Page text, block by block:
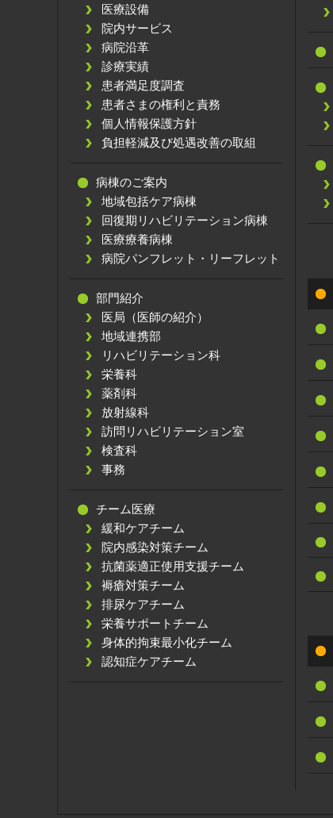
医療設備
院内サービス
病院沿革
診療実績
患者満足度調査
患者さまの権利と責務
個人情報保護方針
負担軽減及び処遇改善の取組
病棟のご案内
地域包括ケア病棟
回復期リハビリテーション病棟
医療療養病棟
病院パンフレット・リーフレット
部門紹介
医局（医師の紹介）
地域連携部
リハビリテーション科
栄養科
薬剤科
放射線科
訪問リハビリテーション室
検査科
事務
チーム医療
緩和ケアチーム
院内感染対策チーム
抗菌薬適正使用支援チーム
褥瘡対策チーム
排尿ケアチーム
栄養サポートチーム
身体的拘束最小化チーム
認知症ケアチーム